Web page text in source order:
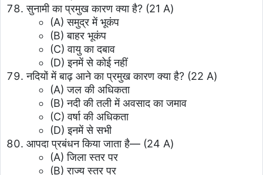
सुनामी का प्रमुख कारण क्या है? (21 A)
(A) समुद्र में भूकंप
(B) बाहर भूकंप
(C) वायु का दबाव
(D) इनमें से कोई नहीं
नदियों में बाढ़ आने का प्रमुख कारण क्या है? (22 A)
(A) जल की अधिकता
(B) नदी की तली में अवसाद का जमाव
(C) वर्षा की अधिकता
(D) इनमें से सभी
आपदा प्रबंधन किया जाता है— (24 A)
(A) जिला स्तर पर
(B) राज्य स्तर पर